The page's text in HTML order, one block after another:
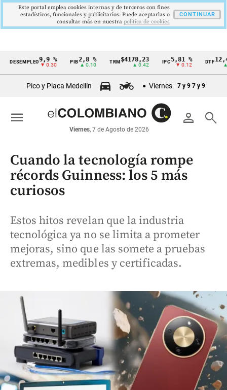
Cintillo
económicos
Colombia
9,9 %
▼ 0.30
PIB 2,8 %
▲ 0.10
TRM $4178,23
▲ 0.42
IPC 5,81 %
▼ 0.12
DTF 12,48 %
▲ 0.05
Pico y Placa Medellín Viernes 7 y 9 7 y 9
person search
Viernes, 7 de Agosto de 2026
menu
Cuando la tecnología rompe
récords Guinness: los 5 más
curiosos
Estos hitos revelan que la industria
tecnológica ya no se limita a prometer
mejoras, sino que las somete a pruebas
extremas, medibles y certificadas.
Este portal emplea cookies internas y de terceros con fines
estadísticos, funcionales y publicitarios. Puede aceptarlas o
consultar más en nuestra politica de cookies
CONTINUAR